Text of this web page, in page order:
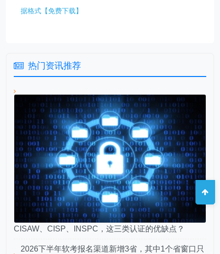
据格式【免费下载】
热门资讯推荐
CISAW、CISP、INSPC，这三类认证的优缺点？
2026下半年软考报名渠道新增3省，其中1个省窗口只